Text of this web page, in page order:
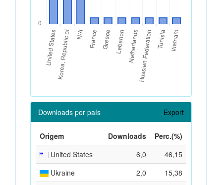
Downloads por país Export
Origem Downloads
Perc.(%)
United States
6,0
46,15
Ukraine
2,0
15,38